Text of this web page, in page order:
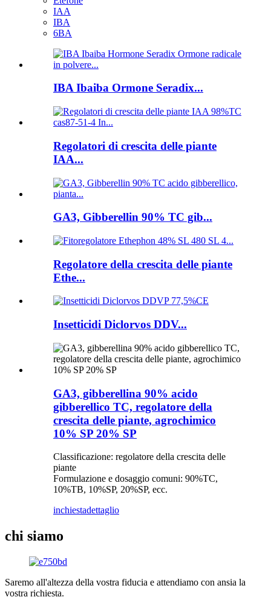
IAA
IBA
6BA
IBA Ibaiba Ormone Seradix...
Regolatori di crescita delle piante
IAA...
GA3, Gibberellin 90% TC gib...
Regolatore della crescita delle piante
Ethe...
Insetticidi Diclorvos DDV...
GA3, gibberellina 90% acido
gibberellico TC, regolatore della
crescita delle piante, agrochimico
10% SP 20% SP
Classificazione: regolatore della crescita delle
piante
Formulazione e dosaggio comuni: 90%TC,
10%TB, 10%SP, 20%SP, ecc.
inchiestadettaglio
chi siamo
Saremo all'altezza della vostra fiducia e attendiamo con ansia la
vostra richiesta.